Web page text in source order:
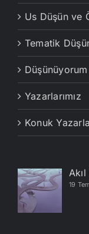
Us Düşün ve
Tematik
Yazarlarımız
Konuk
19